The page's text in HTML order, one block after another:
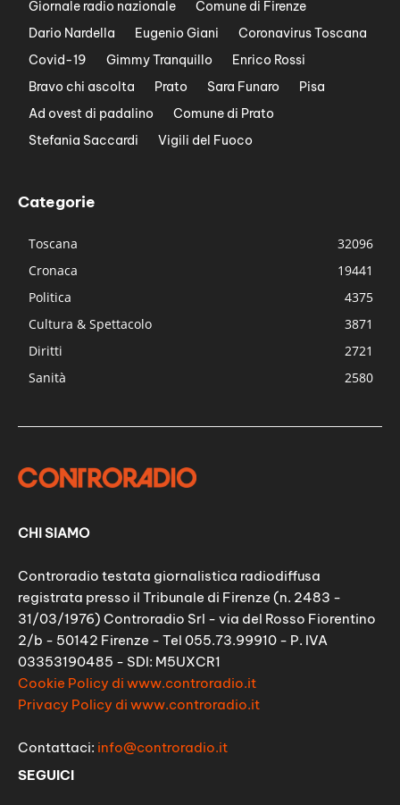
Giornale radio nazionale
Comune di Firenze
Dario Nardella
Eugenio Giani
Coronavirus Toscana
Covid-19
Gimmy Tranquillo
Enrico Rossi
Bravo chi ascolta
Prato Sara Funaro
Pisa
Ad ovest di padalino
Comune di Prato
Stefania Saccardi
Vigili del Fuoco
Categorie
Toscana
32096
Cronaca
19441
Politica
4375
Cultura & Spettacolo
3871
Diritti
2721
Sanità
2580
CHI SIAMO
Controradio testata giornalistica radiodiffusa
registrata presso il Tribunale di Firenze (n. 2483 -
31/03/1976) Controradio Srl - via del Rosso Fiorentino
2/b - 50142 Firenze - Tel 055.73.99910 - P. IVA
03353190485 - SDI: M5UXCR1
Cookie Policy di www.controradio.it
Privacy Policy di www.controradio.it
Contattaci: info@controradio.it
SEGUICI